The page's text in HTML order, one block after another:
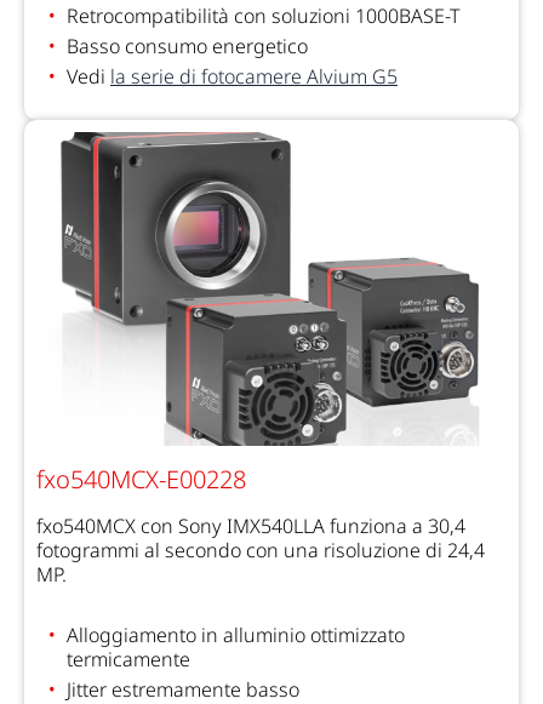
Retrocompatibilità con soluzioni 1000BASE-T
Basso consumo energetico
Vedi la serie di fotocamere Alvium G5
fxo540MCX-E00228
fxo540MCX con Sony IMX540LLA funziona a 30,4
fotogrammi al secondo con una risoluzione di 24,4
MP.
Alloggiamento in alluminio ottimizzato
termicamente
Jitter estremamente basso